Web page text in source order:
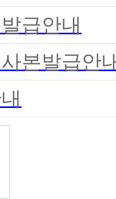
급안내
본발급안